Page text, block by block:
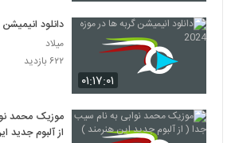
۰۱:۱۷:۰۱
دانلود انیمیشن
میلاد
۶۲۲ بازدید
موزیک محمد
از آلبوم جدید